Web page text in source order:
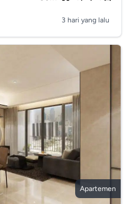
3 hari yang lalu
Apartemen